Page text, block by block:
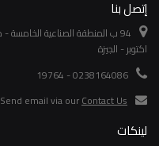
إتصل بنا
اكتوبر - الجيزة
0238164086 - 19764
Send email via ourContact Us
لينكات